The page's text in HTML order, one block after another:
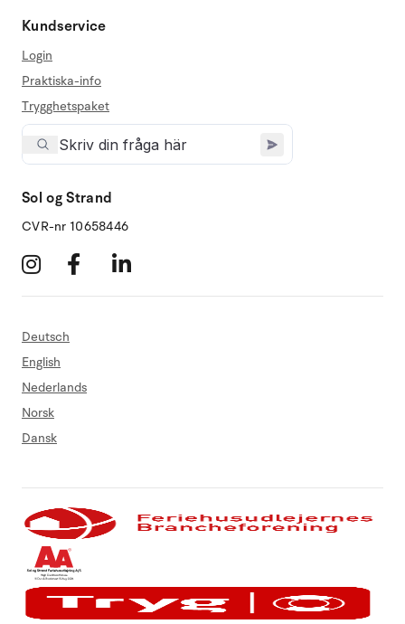
Kundservice
Login
Praktiska-info
Trygghetspaket
Sol og Strand
CVR-nr 10658446
Deutsch
English
Nederlands
Norsk
Dansk